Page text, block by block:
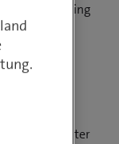
im Frühling
verlegt
gehört unter